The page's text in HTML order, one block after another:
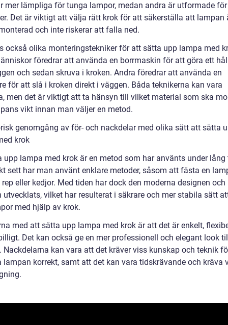
mer lämpliga för tunga lampor, medan andra är utformade
Det är viktigt att välja rätt krok för att säkerställa att lampan
och inte riskerar att falla ned.
också olika monteringstekniker för att sätta upp lampa med
föredrar att använda en borrmaskin för att göra ett
och sedan skruva i kroken. Andra föredrar att använda en
för att slå i kroken direkt i väggen. Båda teknikerna kan vara
men det är viktigt att ta hänsyn till vilket material som ska
vikt innan man väljer en metod.
genomgång av för- och nackdelar med olika sätt att sätta
krok
upp lampa med krok är en metod som har använts under lång
sett har man använt enklare metoder, såsom att fästa en
eller kedjor. Med tiden har dock den moderna designen och
utvecklats, vilket har resulterat i säkrare och mer stabila sätt
med hjälp av krok.
med att sätta upp lampa med krok är att det är enkelt,
Det kan också ge en mer professionell och elegant look
Nackdelarna kan vara att det kräver viss kunskap och teknik
lampan korrekt, samt att det kan vara tidskrävande och kräva